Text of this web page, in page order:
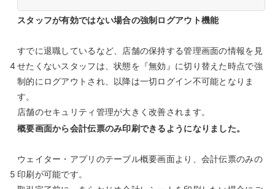
4
スタッフが有効ではない場合の強制ログアウト機能
すでに退職しているなど、店舗の保持する管理画面の情報を見
せたくないスタッフは、状態を『無効』に切り替えた時点で強
制的にログアウトされ、以降は一切ログイン不可能となりま
す。
店舗のセキュリティ管理が大きく改善されます。
5
概要画面から会計伝票のみ印刷できるようになりました。
ウェイター・アプリのテーブル概要画面より、会計伝票のみの
印刷が可能です。